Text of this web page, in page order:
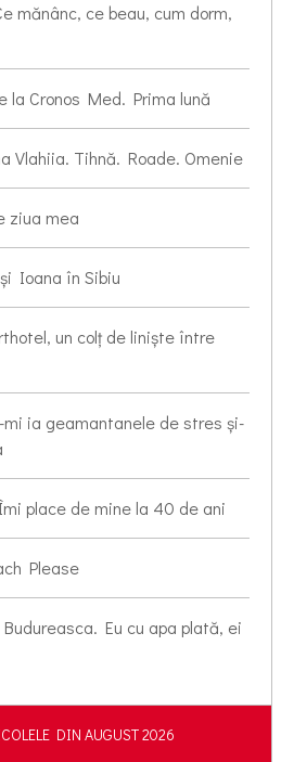
mănânc, ce beau, cum dorm,
la Cronos Med. Prima lună
Vlahiia. Tihnă. Roade. Omenie
ziua mea
Ioana în Sibiu
un colț de liniște între
ia geamantanele de stres și-
place de mine la 40 de ani
Please
Eu cu apa plată, ei
DIN AUGUST 2026